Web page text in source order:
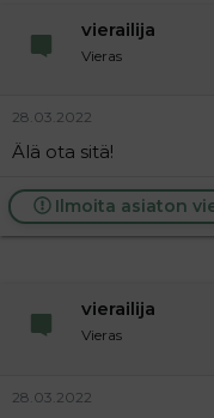
j
a
vierailija
Vieras
28.03.2022
Älä ota sitä!
Ilmoita asiaton
vierailija
Vieras
28.03.2022